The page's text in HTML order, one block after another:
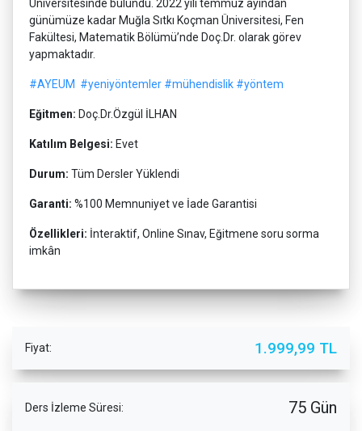
Üniversitesinde bulundu. 2022 yılı temmuz ayından
günümüze kadar Muğla Sıtkı Koçman Üniversitesi, Fen
Fakültesi, Matematik Bölümü’nde Doç.Dr. olarak görev
yapmaktadır.
#AYEUM #yeniyöntemler #mühendislik #yöntem
Eğitmen: Doç.Dr.Özgül İLHAN
Katılım Belgesi: Evet
Durum: Tüm Dersler Yüklendi
Garanti: %100 Memnuniyet ve İade Garantisi
Özellikleri: İnteraktif, Online Sınav, Eğitmene soru sorma
imkân
Fiyat: 1.999,99 TL
Ders İzleme Süresi: 75 Gün